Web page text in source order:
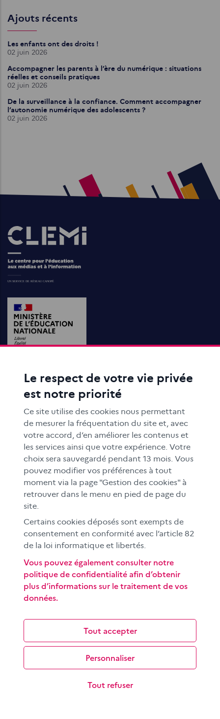
Ajouts récents
Les enfants ont des droits !
02 juin 2026
Accompagner les parents à l’ère du numérique : situations
réelles et conseils pratiques
02 juin 2026
De la surveillance à la confiance. Comment accompagner
l’autonomie numérique des adolescents ?
02 juin 2026
Images
ACTIONS ÉDUCATIVES
FORMATION
RESSOURCES
MÉDIAS SCOLAIRES
FAMILLES
Le CLEMI
En académies
À l'international
CLEMI sup
Espace presse
Si vous souhaitez vous abonner gratuitement à la lettre
d'information mensuelle du CLEMI, cliquezici →
Le respect de votre vie privée
est notre priorité
Ce site utilise des cookies nous permettant
de mesurer la fréquentation du site et, avec
votre accord, d’en améliorer les contenus et
les services ainsi que votre expérience. Votre
choix sera sauvegardé pendant 13 mois. Vous
pouvez modifier vos préférences à tout
moment via la page "Gestion des cookies" à
retrouver dans le menu en pied de page du
site.
Certains cookies déposés sont exempts de
consentement en conformité avec l’article 82
de la loi informatique et libertés.
Tout accepter
Tout refuser
Personnaliser
Vous pouvez également consulter notre
politique de confidentialité afin d’obtenir
plus d’informations sur le traitement de vos
données.